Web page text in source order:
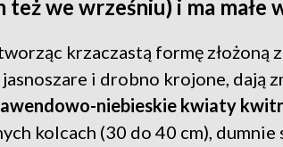
też we wrześniu) i ma małe
krzaczastą formę złożoną
i drobno krojone, dają
niebieskie kwiaty
kolcach (30 do 40 cm),